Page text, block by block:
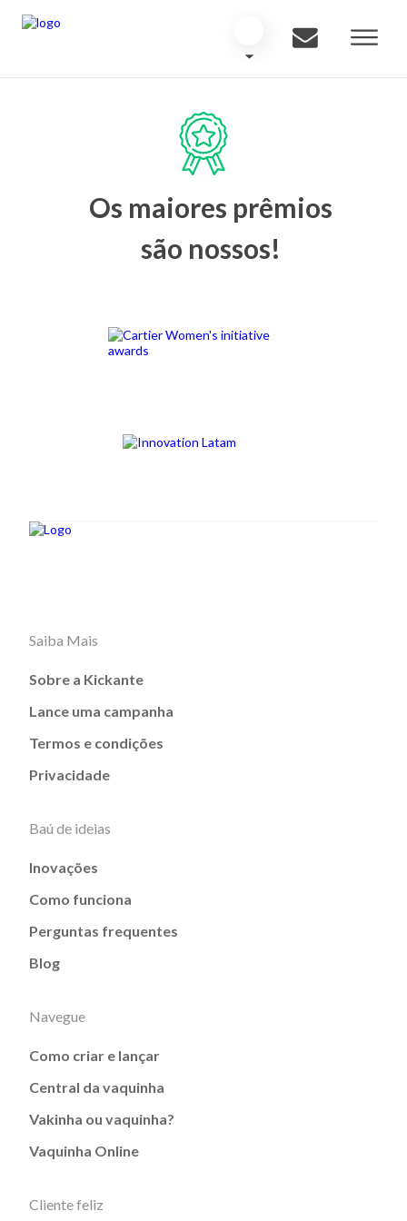
Os maiores prêmios
são nossos!
Saiba Mais
Sobre a Kickante
Lance uma campanha
Termos e condições
Privacidade
Baú de ideias
Inovações
Como funciona
Perguntas frequentes
Blog
Navegue
Como criar e lançar
Central da vaquinha
Vakinha ou vaquinha?
Vaquinha Online
Cliente feliz